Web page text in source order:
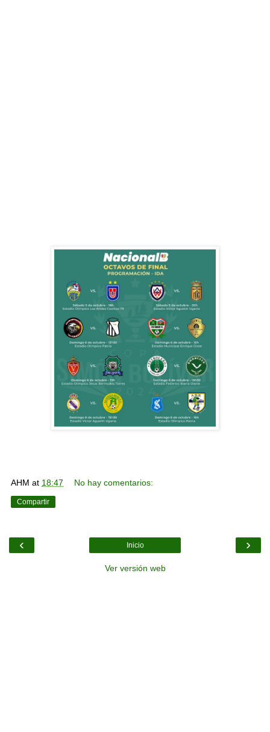
AHM at 18:47 No hay comentarios:
Compartir
‹ ›
Inicio
Ver versión web